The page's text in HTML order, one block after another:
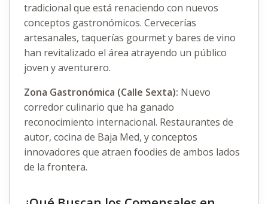
tradicional que está renaciendo con nuevos
conceptos gastronómicos. Cervecerías
artesanales, taquerías gourmet y bares de vino
han revitalizado el área atrayendo un público
joven y aventurero.
Zona Gastronómica (Calle Sexta): Nuevo
corredor culinario que ha ganado
reconocimiento internacional. Restaurantes de
autor, cocina de Baja Med, y conceptos
innovadores que atraen foodies de ambos lados
de la frontera.